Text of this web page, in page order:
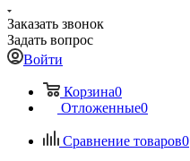
Заказать звонок
Задать вопрос
Войти
Корзина0
Отложенные0
Сравнение товаров0